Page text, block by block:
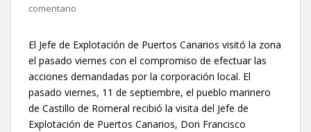
comentario
El Jefe de Explotación de Puertos Canarios visitó la zona
el pasado viernes con el compromiso de efectuar las
acciones demandadas por la corporación local. El
pasado viernes, 11 de septiembre, el pueblo marinero
de Castillo de Romeral recibió la visita del Jefe de
Explotación de Puertos Canarios, Don Francisco